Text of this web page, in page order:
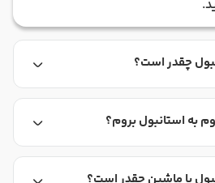
چقدر است؟
به استانبول بروم؟